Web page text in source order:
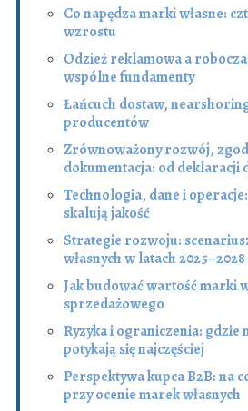
Co napędza marki własne:
wzrostu
Odzież reklamowa a
wspólne fundamenty
Łańcuch dostaw,
producentów
Zrównoważony rozwój,
dokumentacja: od deklaracji
Technologia, dane i
skalują jakość
Strategie rozwoju:
własnych w latach 2025–2028
Jak budować wartość marki
sprzedażowego
Ryzyka i ograniczenia: gdzie
potykają się najczęściej
Perspektywa kupca B2B: na
przy ocenie marek własnych